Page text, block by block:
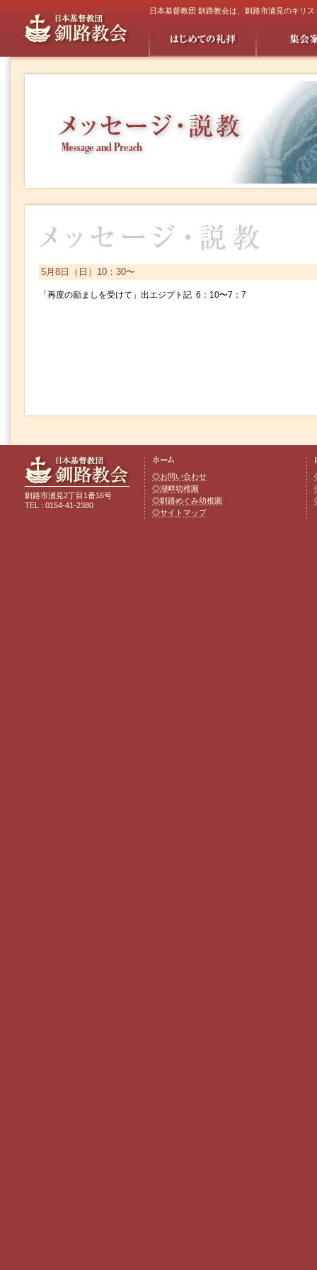
日本基督教団 釧路教会は、釧路市浦見のキリ
5月8日（日）10：30〜
「再度の励ましを受けて」出エジプト記 6：10〜7：7
釧路市浦見2丁目1番16号
TEL : 0154-41-2380
◎お問い合わせ
◎湖畔幼稚園
◎釧路めぐみ幼稚園
◎サイトマップ